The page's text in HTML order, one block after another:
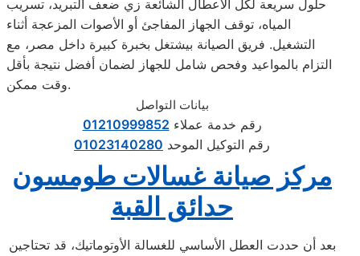
حلول سريعة لكل الأعطال الشائعة زي ضعف التبريد، تسريب
المياه، توقف الجهاز المفاجئ أو الأصوات المزعجة أثناء
التشغيل. فريق الصيانة بيشتغل بخبرة كبيرة داخل مصر، مع
التزام بالمواعيد وفحص شامل للجهاز لضمان أفضل نتيجة بأقل
وقت ممكن.
بيانات التواصل
رقم خدمة عملاء 01210999852
رقم التوكيل الموحد 01023140280
مركز صيانة غسالات طومسون
حدائق القبة
بعد أن حددت العطل الأساسي للغسالة الأوتوماتيك، قد تحتاجين